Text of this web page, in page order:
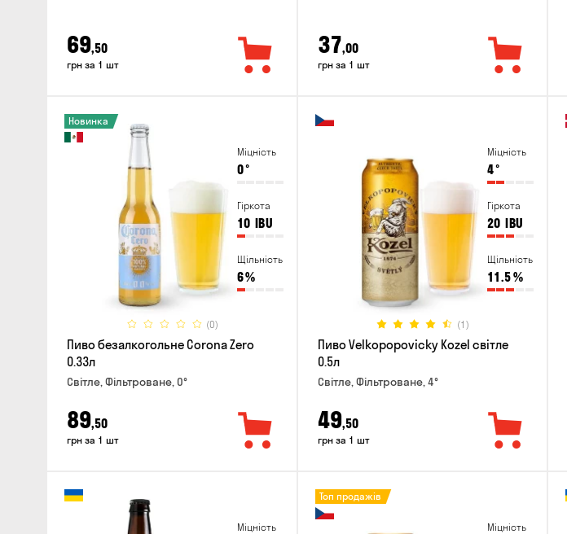
69,50
грн за 1 шт
37,00
грн за 1 шт
Міцність
0°
Гіркота
10 IBU
Щільність
6%
(0)
Новинка
Пиво безалкогольне Corona Zero
0.33л
Світле, Фільтроване, 0°
89,50
грн за 1 шт
Міцність
4°
Гіркота
20 IBU
Щільність
11.5%
(1)
Пиво Velkopopovicky Kozel світле
0.5л
Світле, Фільтроване, 4°
49,50
грн за 1 шт
Міцність Міцність
Топ продажів